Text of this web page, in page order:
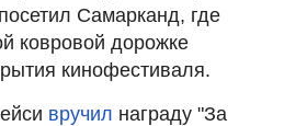
Самарканд, где
ковровой дорожке
кинофестиваля.
вручил награду "За